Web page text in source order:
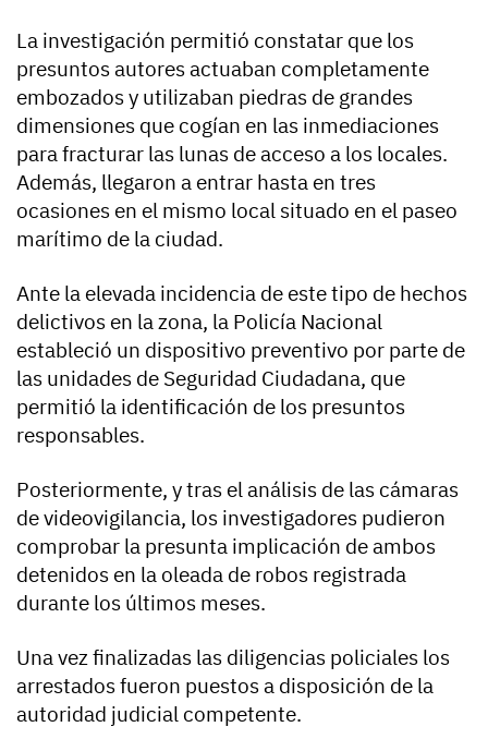
La investigación permitió constatar que los
presuntos autores actuaban completamente
embozados y utilizaban piedras de grandes
dimensiones que cogían en las inmediaciones
para fracturar las lunas de acceso a los locales.
Además, llegaron a entrar hasta en tres
ocasiones en el mismo local situado en el paseo
marítimo de la ciudad.
Ante la elevada incidencia de este tipo de hechos
delictivos en la zona, la Policía Nacional
estableció un dispositivo preventivo por parte de
las unidades de Seguridad Ciudadana, que
permitió la identificación de los presuntos
responsables.
Posteriormente, y tras el análisis de las cámaras
de videovigilancia, los investigadores pudieron
comprobar la presunta implicación de ambos
detenidos en la oleada de robos registrada
durante los últimos meses.
Una vez finalizadas las diligencias policiales los
arrestados fueron puestos a disposición de la
autoridad judicial competente.